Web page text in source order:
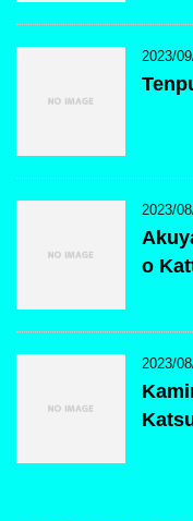
2023/
2023/
o
2023/